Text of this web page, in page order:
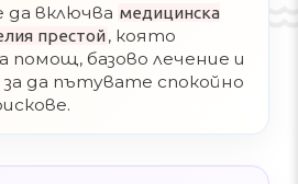
включва медицинска
престой, която
помощ, базово лечение и
да пътувате спокойно